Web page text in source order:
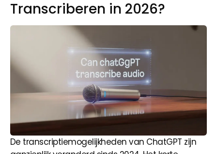
Transcriberen in 2026?
De transcriptiemogelijkheden van ChatGPT zijn